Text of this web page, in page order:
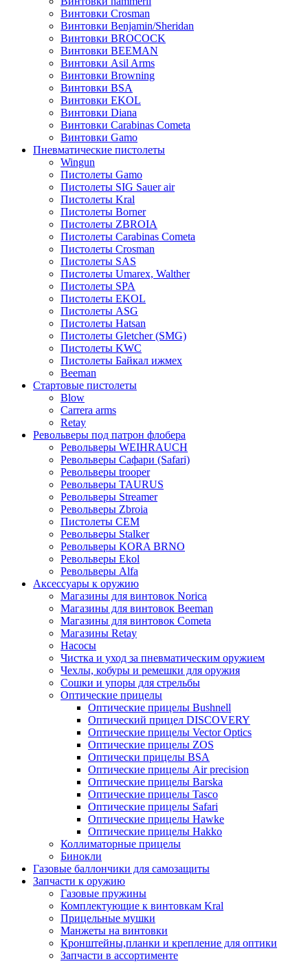
Винтовки Crosman
Винтовки Benjamin/Sheridan
Винтовки BROCOCK
Винтовки BEEMAN
Винтовки Asil Arms
Винтовки Browning
Винтовки BSA
Винтовки EKOL
Винтовки Diana
Винтовки Carabinas Cometa
Винтовки Gamo
Пневматические пистолеты
Wingun
Пистолеты Gamo
Пистолеты SIG Sauer air
Пистолеты Kral
Пистолеты Borner
Пистолеты ZBROIA
Пистолеты Carabinas Cometa
Пистолеты Crosman
Пистолеты SAS
Пистолеты Umarex, Walther
Пистолеты SPA
Пистолеты EKOL
Пистолеты ASG
Пистолеты Hatsan
Пистолеты Gletcher (SMG)
Пистолеты KWC
Пистолеты Байкал ижмех
Beeman
Стартовые пистолеты
Blow
Carrera arms
Retay
Револьверы под патрон флобера
Револьверы WEIHRAUCH
Револьверы Сафари (Safari)
Револьверы trooper
Револьверы TAURUS
Револьверы Streamer
Револьверы Zbroia
Пистолеты СЕМ
Револьверы Stalker
Револьверы KORA BRNO
Револьверы Ekol
Револьверы Alfa
Аксессуары к оружию
Магазины для винтовок Norica
Магазины для винтовок Beeman
Магазины для винтовок Cometa
Магазины Retay
Насосы
Чистка и уход за пневматическим оружием
Чехлы, кобуры и ремешки для оружия
Сошки и упоры для стрельбы
Оптические прицелы
Оптические прицелы Bushnell
Оптический прицел DISCOVERY
Оптические прицелы Vector Optics
Оптические прицелы ZOS
Оптически прицелы BSA
Оптические прицелы Air precision
Оптические прицелы Barska
Оптические прицелы Tasco
Оптические прицелы Safari
Оптические прицелы Hawke
Оптические прицелы Hakko
Коллиматорные прицелы
Бинокли
Газовые баллончики для самозащиты
Запчасти к оружию
Газовые пружины
Комплектующие к винтовкам Kral
Прицельные мушки
Манжеты на винтовки
Кронштейны,планки и крепление для оптики
Запчасти в ассортименте